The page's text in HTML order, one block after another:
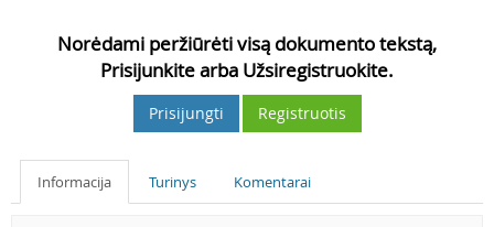
Norėdami peržiūrėti visą dokumento tekstą,
Prisijunkite arba Užsiregistruokite.
Prisijungti Registruotis
Informacija Turinys Komentarai